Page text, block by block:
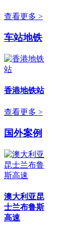
查看更多 >
车站地铁
香港地铁站
查看更多 >
国外案例
澳大利亚昆
士兰布鲁斯
高速